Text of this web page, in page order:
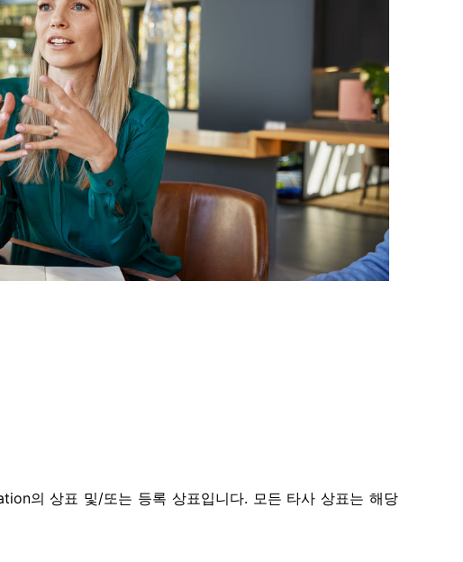
의 상표 및/또는 등록 상표입니다. 모든 타사 상표는 해당